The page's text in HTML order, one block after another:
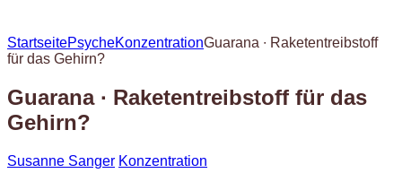
StartseitePsycheKonzentrationGuarana ∙ Raketentreibstoff
für das Gehirn?
Guarana ∙ Raketentreibstoff für das
Gehirn?
Susanne Sanger Konzentration